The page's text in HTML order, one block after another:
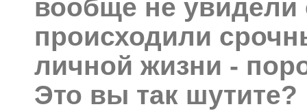
вообще не увидели
происходили
личной жизни -
Это вы так шутите?